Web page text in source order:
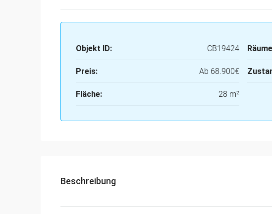
Objekt ID: CB19424
Preis: Ab 68.900€
Fläche: 28 m²
Beschreibung